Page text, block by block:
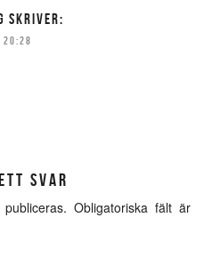
SKRIVER:
20:28
SVAR
Obligatoriska fält är